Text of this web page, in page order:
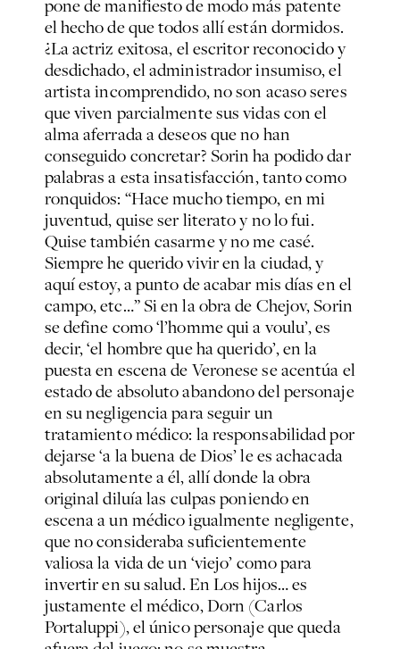
pone de manifiesto de modo más patente
el hecho de que todos allí están dormidos.
¿La actriz exitosa, el escritor reconocido y
desdichado, el administrador insumiso, el
artista incomprendido, no son acaso seres
que viven parcialmente sus vidas con el
alma aferrada a deseos que no han
conseguido concretar? Sorin ha podido dar
palabras a esta insatisfacción, tanto como
ronquidos: “Hace mucho tiempo, en mi
juventud, quise ser literato y no lo fui.
Quise también casarme y no me casé.
Siempre he querido vivir en la ciudad, y
aquí estoy, a punto de acabar mis días en el
campo, etc…” Si en la obra de Chejov, Sorin
se define como ‘l’homme qui a voulu’, es
decir, ‘el hombre que ha querido’, en la
puesta en escena de Veronese se acentúa el
estado de absoluto abandono del personaje
en su negligencia para seguir un
tratamiento médico: la responsabilidad por
dejarse ‘a la buena de Dios’ le es achacada
absolutamente a él, allí donde la obra
original diluía las culpas poniendo en
escena a un médico igualmente negligente,
que no consideraba suficientemente
valiosa la vida de un ‘viejo’ como para
invertir en su salud. En Los hijos… es
justamente el médico, Dorn (Carlos
Portaluppi), el único personaje que queda